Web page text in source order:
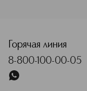
Горячая линия
8-800-100-00-05